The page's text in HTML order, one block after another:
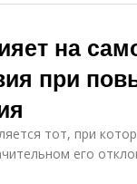
на
при
тот, при
его